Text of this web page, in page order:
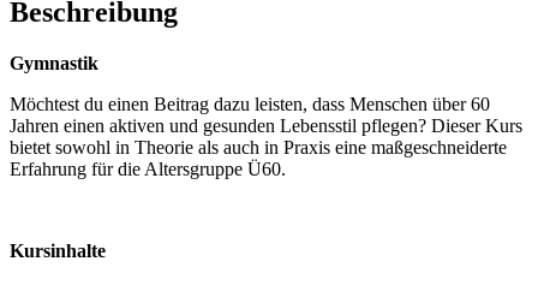
Geist
das
für
den
ganzen
Körper
Menge
Beschreibung
Gymnastik
Möchtest du einen Beitrag dazu leisten, dass Menschen über 60
Jahren einen aktiven und gesunden Lebensstil pflegen? Dieser Kurs
bietet sowohl in Theorie als auch in Praxis eine maßgeschneiderte
Erfahrung für die Altersgruppe Ü60.
Kursinhalte